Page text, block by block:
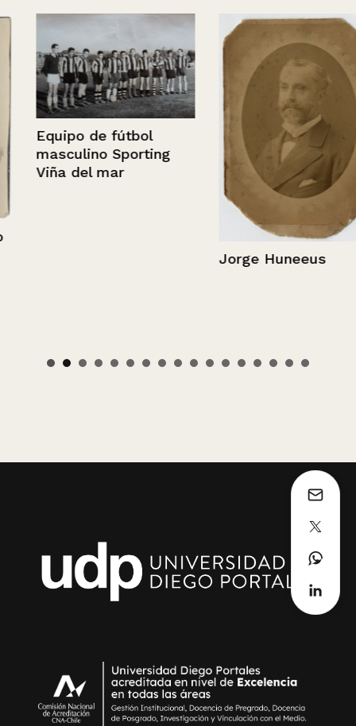
Equipo de fútbol
masculino Sporting
Viña del mar
Jorge Huneeus